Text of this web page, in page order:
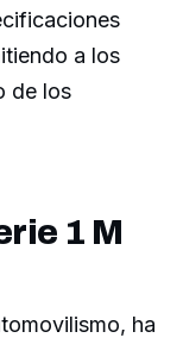
a los
de los
1 M
ha